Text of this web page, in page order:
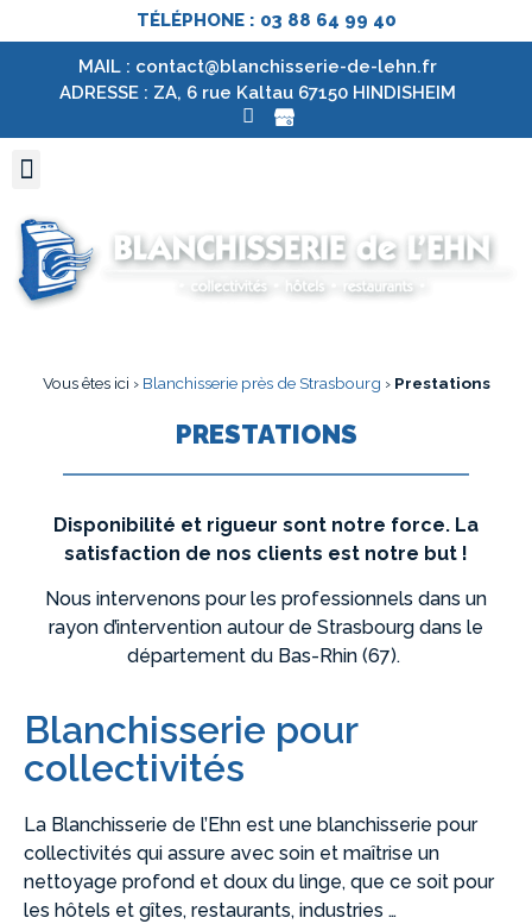
TÉLÉPHONE : 03 88 64 99 40
MAIL : contact@blanchisserie-de-lehn.fr
ADRESSE : ZA, 6 rue Kaltau 67150 HINDISHEIM
Vous êtes ici › Blanchisserie près de Strasbourg › Prestations
PRESTATIONS
Disponibilité et rigueur sont notre force. La
satisfaction de nos clients est notre but !
Nous intervenons pour les professionnels dans un
rayon d’intervention autour de Strasbourg dans le
département du Bas-Rhin (67).
Blanchisserie pour
collectivités
La Blanchisserie de l’Ehn est une blanchisserie pour
collectivités qui assure avec soin et maîtrise un
nettoyage profond et doux du linge, que ce soit pour
les hôtels et gîtes, restaurants, industries …